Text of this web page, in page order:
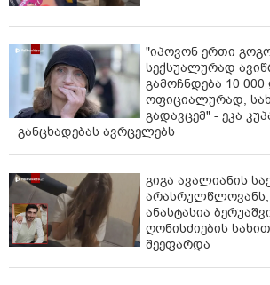
"იპოვონ ერთი
სექსუალურად
გამოჩნდება 10
ოფიციალურად,
გადავცემ" - ეკა
განცხადებას ავრცელებს
გიგა ავალიანის
არასრულწლოვანს,
ანასტასია
ღონისძიების
შეეფარდა